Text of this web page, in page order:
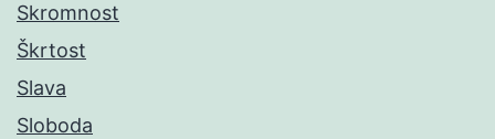
Skromnost
Škrtost
Slava
Sloboda